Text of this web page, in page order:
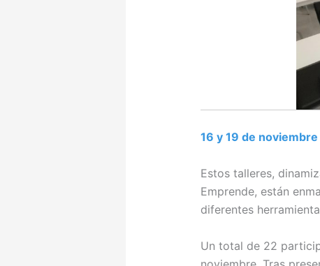
16 y 19 de
Estos talleres,
Emprende, están
diferentes
Un total de 22